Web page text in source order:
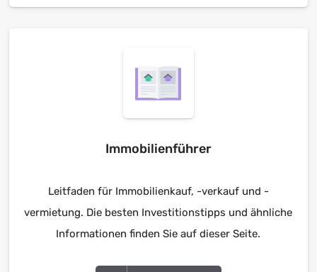
Immobilienführer
Leitfaden für Immobilienkauf, -verkauf und -
vermietung. Die besten Investitionstipps und ähnliche
Informationen finden Sie auf dieser Seite.